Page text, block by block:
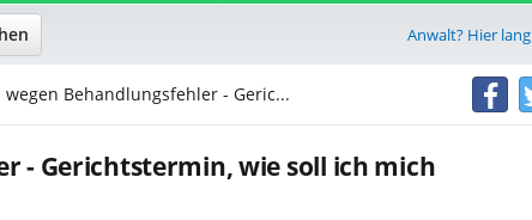
Anwalt? Hier lang
wegen Behandlungsfehler - Geric...
- Gerichtstermin, wie soll ich mich